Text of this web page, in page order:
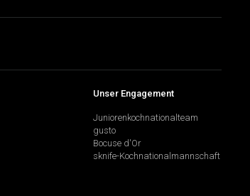
Unser Engagement
Juniorenkochnationalteam
gusto
Bocuse d'Or
sknife-Kochnationalmannschaft